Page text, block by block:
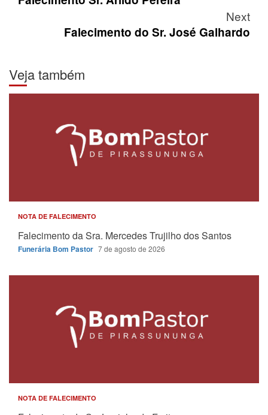
Next
Falecimento do Sr. José Galhardo
Veja também
NOTA DE FALECIMENTO
Falecimento da Sra. Mercedes Trujilho dos Santos
Funerária Bom Pastor 7 de agosto de 2026
NOTA DE FALECIMENTO